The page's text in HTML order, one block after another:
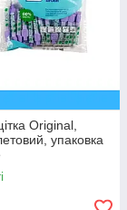
Original,
упаковка